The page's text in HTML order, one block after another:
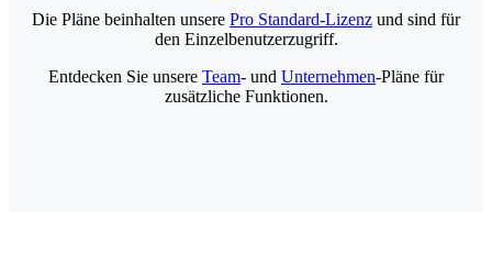
Die Pläne beinhalten unsere Pro Standard-Lizenz und sind für
den Einzelbenutzerzugriff.
Entdecken Sie unsere Team- und Unternehmen-Pläne für
zusätzliche Funktionen.